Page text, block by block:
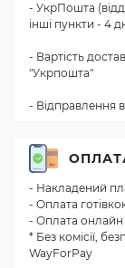
- УкрПошта
інші пункти - 4
- Вартість
"Укрпошта"
- Відправлення
- Накладений
- Оплата
- Оплата онлайн
* Без комісії,
WayForPay